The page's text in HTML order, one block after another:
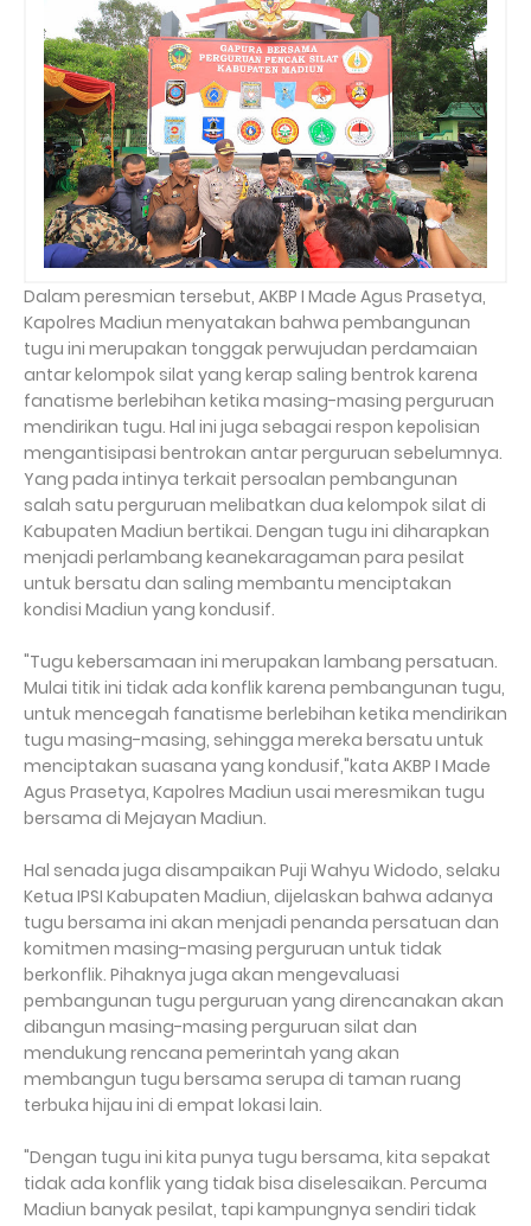
Dalam peresmian tersebut, AKBP I Made Agus Prasetya,
Kapolres Madiun menyatakan bahwa pembangunan
tugu ini merupakan tonggak perwujudan perdamaian
antar kelompok silat yang kerap saling bentrok karena
fanatisme berlebihan ketika masing-masing perguruan
mendirikan tugu. Hal ini juga sebagai respon kepolisian
mengantisipasi bentrokan antar perguruan sebelumnya.
Yang pada intinya terkait persoalan pembangunan
salah satu perguruan melibatkan dua kelompok silat di
Kabupaten Madiun bertikai. Dengan tugu ini diharapkan
menjadi perlambang keanekaragaman para pesilat
untuk bersatu dan saling membantu menciptakan
kondisi Madiun yang kondusif.
"Tugu kebersamaan ini merupakan lambang persatuan.
Mulai titik ini tidak ada konflik karena pembangunan tugu,
untuk mencegah fanatisme berlebihan ketika mendirikan
tugu masing-masing, sehingga mereka bersatu untuk
menciptakan suasana yang kondusif,"kata AKBP I Made
Agus Prasetya, Kapolres Madiun usai meresmikan tugu
bersama di Mejayan Madiun.
Hal senada juga disampaikan Puji Wahyu Widodo, selaku
Ketua IPSI Kabupaten Madiun, dijelaskan bahwa adanya
tugu bersama ini akan menjadi penanda persatuan dan
komitmen masing-masing perguruan untuk tidak
berkonflik. Pihaknya juga akan mengevaluasi
pembangunan tugu perguruan yang direncanakan akan
dibangun masing-masing perguruan silat dan
mendukung rencana pemerintah yang akan
membangun tugu bersama serupa di taman ruang
terbuka hijau ini di empat lokasi lain.
"Dengan tugu ini kita punya tugu bersama, kita sepakat
tidak ada konflik yang tidak bisa diselesaikan. Percuma
Madiun banyak pesilat, tapi kampungnya sendiri tidak